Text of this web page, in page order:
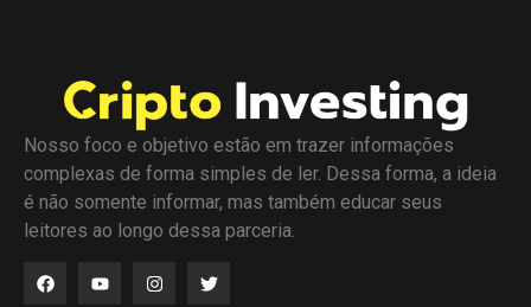
Nosso foco e objetivo estão em trazer informações
complexas de forma simples de ler. Dessa forma, a ideia
é não somente informar, mas também educar seus
leitores ao longo dessa parceria.